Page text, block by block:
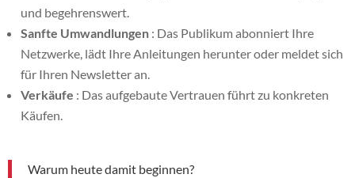
und begehrenswert.
Sanfte Umwandlungen : Das Publikum abonniert Ihre
Netzwerke, lädt Ihre Anleitungen herunter oder meldet sich
für Ihren Newsletter an.
Verkäufe : Das aufgebaute Vertrauen führt zu konkreten
Käufen.
Warum heute damit beginnen?